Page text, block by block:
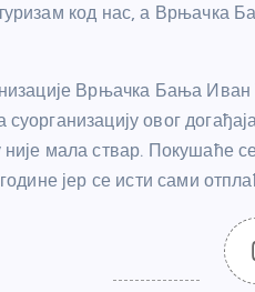
код нас, а Врњачка
Врњачка Бања
овог
мала ствар. Покушаће
јер се исти сами